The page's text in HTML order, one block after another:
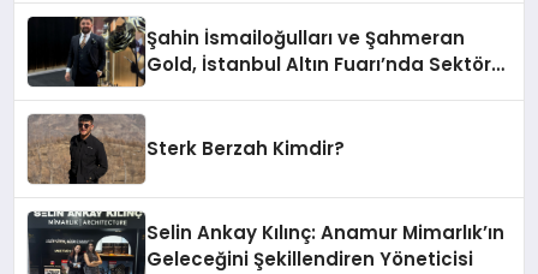
Şahin İsmailoğulları ve Şahmeran
Gold, İstanbul Altın Fuarı’nda Sektöre
Sterk Berzah Kimdir?
Selin Ankay Kılınç: Anamur Mimarlık’ın
Geleceğini Şekillendiren Yöneticisi